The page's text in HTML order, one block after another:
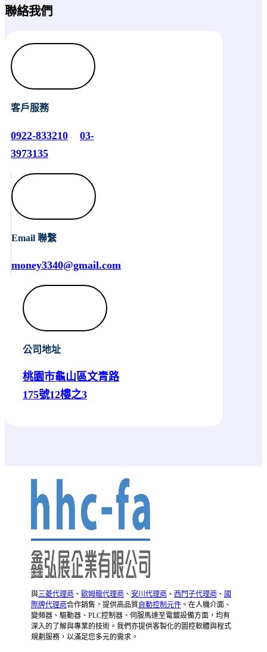
聯絡我們
客戶服務
0922-833210
03-
3973135
Email 聯繫
money3340@gmail.com
公司地址
桃園市龜山區文青路
175號12樓之3
與三菱代理商 、 歐姆龍代理商 、 安川代理商 、 西門子代理商 、 國
際牌代理商合作銷售，提供高品質自動控制元件。在人機介面、
變頻器、驅動器、PLC控制器、伺服馬達至電鍍設備方面，均有
深入的了解與專業的技術。我們亦提供客製化的圖控軟體與程式
規劃服務，以滿足您多元的需求。